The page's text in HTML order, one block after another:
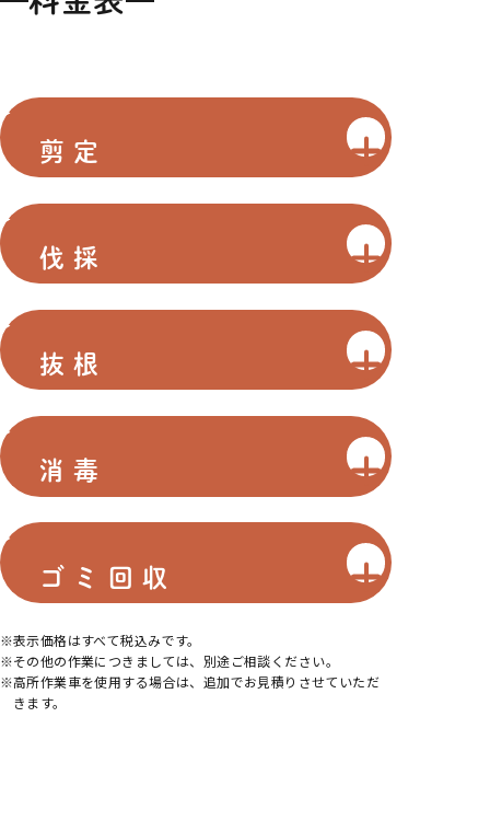
剪定
伐採
抜根
消毒
ゴミ回収
表示価格はすべて税込みです。
その他の作業につきましては、別途ご相談ください。
高所作業車を使用する場合は、追加でお見積りさせていただ
きます。